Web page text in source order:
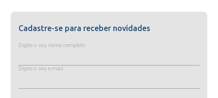
Cadastre-se para receber novidades
Digite o seu nome completo
Digite o seu e-mail